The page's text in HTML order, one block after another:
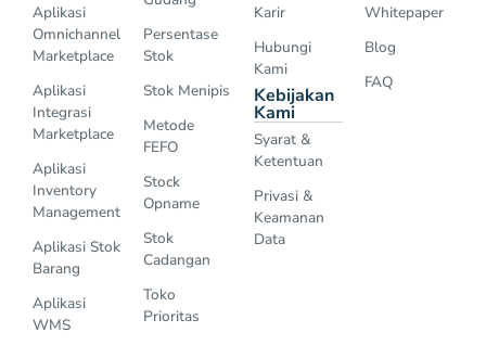
Aplikasi
Omnichannel
Marketplace
Aplikasi
Integrasi
Marketplace
Aplikasi
Inventory
Management
Aplikasi Stok
Barang
Aplikasi
WMS
Persentase
Stok
Stok Menipis
Metode
FEFO
Stock
Opname
Stok
Cadangan
Toko
Prioritas
Karir
Hubungi
Kami
Kebijakan
Kami
Syarat &
Ketentuan
Privasi &
Keamanan
Data
Whitepaper
Blog
FAQ